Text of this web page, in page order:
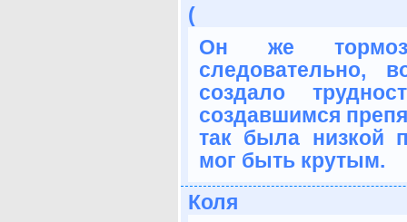
(
Он же
следовательно,
создало
создавшимся
так была низкой
мог быть крутым.
Коля